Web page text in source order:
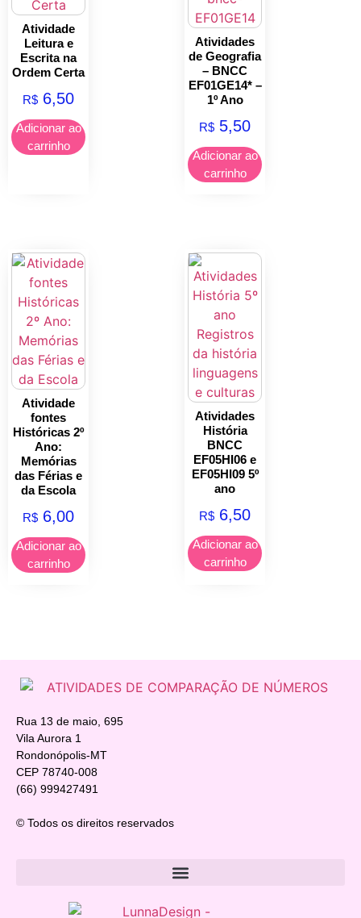
Atividade
Leitura e
Escrita na
Ordem Certa
R$ 6,50
Adicionar ao
carrinho
Atividades
de Geografia
– BNCC
EF01GE14* –
1º Ano
R$ 5,50
Adicionar ao
carrinho
Atividade
fontes
Históricas 2º
Ano:
Memórias
das Férias e
da Escola
R$ 6,00
Adicionar ao
carrinho
Atividades
História
BNCC
EF05HI06 e
EF05HI09 5º
ano
R$ 6,50
Adicionar ao
carrinho
Rua 13 de maio, 695
Vila Aurora 1
Rondonópolis-MT
CEP 78740-008
(66) 999427491
© Todos os direitos reservados